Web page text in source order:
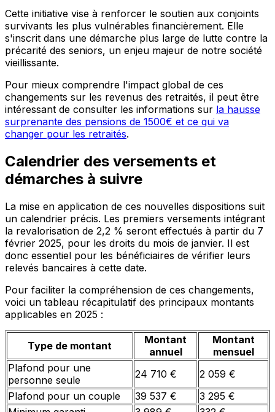
Cette initiative vise à renforcer le soutien aux conjoints
survivants les plus vulnérables financièrement. Elle
s'inscrit dans une démarche plus large de lutte contre la
précarité des seniors, un enjeu majeur de notre société
vieillissante.
Pour mieux comprendre l'impact global de ces
changements sur les revenus des retraités, il peut être
intéressant de consulter les informations sur la hausse
surprenante des pensions de 1500€ et ce qui va
changer pour les retraités.
Calendrier des versements et
démarches à suivre
La mise en application de ces nouvelles dispositions suit
un calendrier précis. Les premiers versements intégrant
la revalorisation de 2,2 % seront effectués à partir du 7
février 2025, pour les droits du mois de janvier. Il est
donc essentiel pour les bénéficiaires de vérifier leurs
relevés bancaires à cette date.
Pour faciliter la compréhension de ces changements,
voici un tableau récapitulatif des principaux montants
applicables en 2025 :
Type de montant
Montant
annuel
Montant
mensuel
Plafond pour une
personne seule
24 710 €
2 059 €
Plafond pour un couple
39 537 €
3 295 €